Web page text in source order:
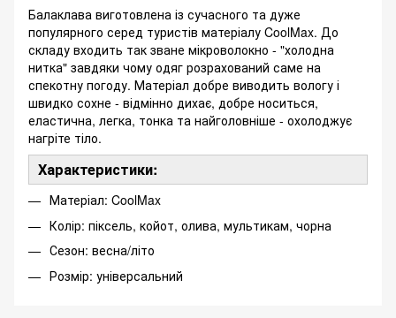
Балаклава виготовлена із сучасного та дуже
популярного серед туристів матеріалу CoolMax. До
складу входить так зване мікроволокно - "холодна
нитка" завдяки чому одяг розрахований саме на
спекотну погоду. Матеріал добре виводить вологу і
швидко сохне - відмінно дихає, добре носиться,
еластична, легка, тонка та найголовніше - охолоджує
нагріте тіло.
Характеристики:
Матеріал: CoolMax
Колір: піксель, койот, олива, мультикам, чорна
Сезон: весна/літо
Розмір: універсальний